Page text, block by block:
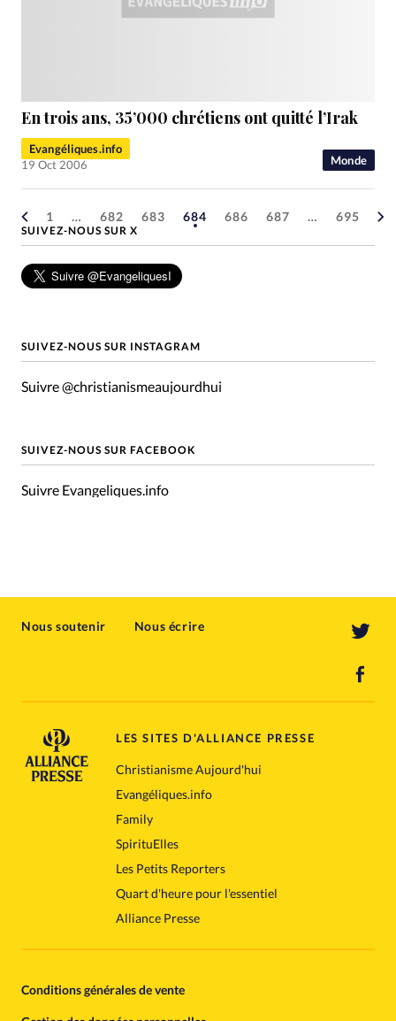
Monde
En trois ans, 35’000 chrétiens ont quitté l’Irak
Evangéliques.info
19 Oct 2006
1 … 682 683 684 686 687 … 695
SUIVEZ-NOUS SUR X
SUIVEZ-NOUS SUR INSTAGRAM
Suivre @christianismeaujourdhui
SUIVEZ-NOUS SUR FACEBOOK
Suivre Evangeliques.info
Nous soutenir Nous écrire
LES SITES D'ALLIANCE PRESSE
Christianisme Aujourd'hui
Evangéliques.info
Family
SpirituElles
Les Petits Reporters
Quart d'heure pour l'essentiel
Alliance Presse
Conditions générales de vente